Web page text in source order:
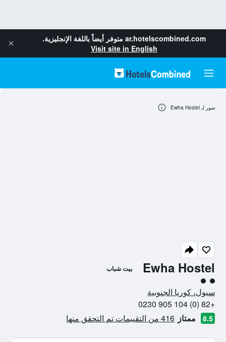
ar.hotelscombined.com متوفر أيضاً باللغة الإنجليزية.
Visit site in English
Ewha Hostel بيت شباب
تقييم فئة 2
سيول، كوريا الجنوبية
+82 (0) 104 905 0230
8.5 ممتاز 416 من التقييمات تم التحقق منها
صور لـ Ewha Hostel